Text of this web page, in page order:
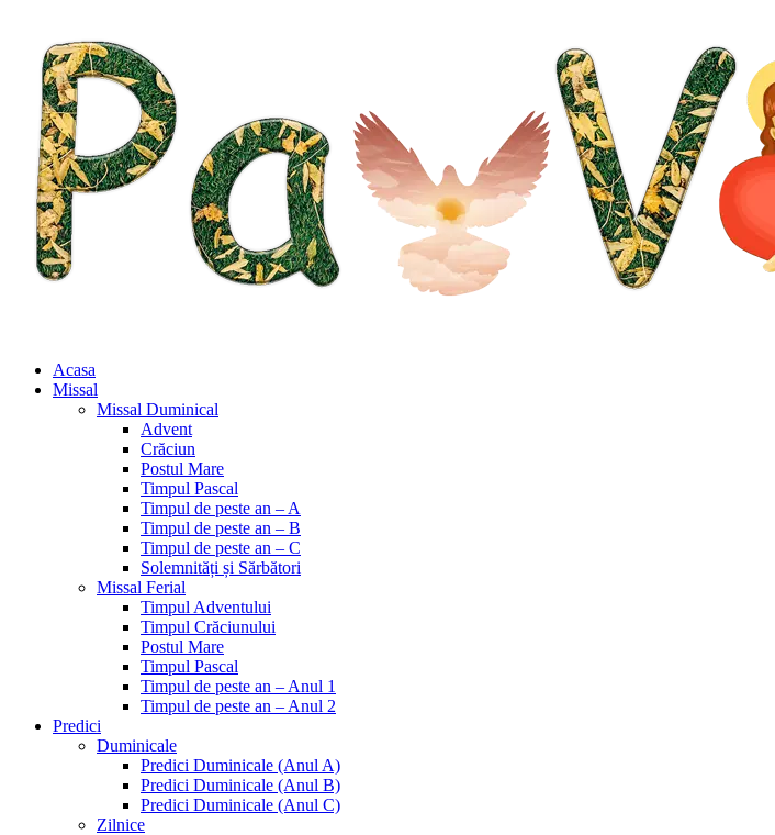
Acasa
Missal
Missal Duminical
Advent
Crăciun
Postul Mare
Timpul Pascal
Timpul de peste an – A
Timpul de peste an – B
Timpul de peste an – C
Solemnități și Sărbători
Missal Ferial
Timpul Adventului
Timpul Crăciunului
Postul Mare
Timpul Pascal
Timpul de peste an – Anul 1
Timpul de peste an – Anul 2
Predici
Duminicale
Predici Duminicale (Anul A)
Predici Duminicale (Anul B)
Predici Duminicale (Anul C)
Zilnice